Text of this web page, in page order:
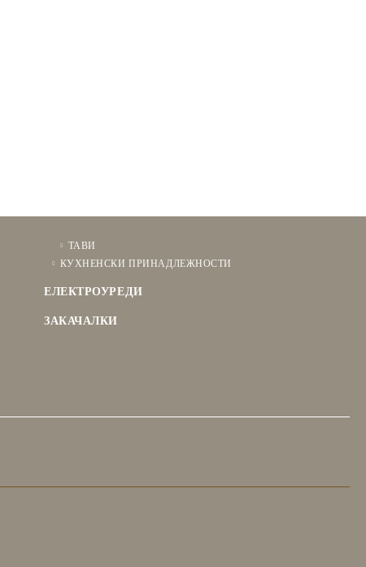
ТАВИ
КУХНЕНСКИ ПРИНАДЛЕЖНОСТИ
ЕЛЕКТРОУРЕДИ
ЗАКАЧАЛКИ